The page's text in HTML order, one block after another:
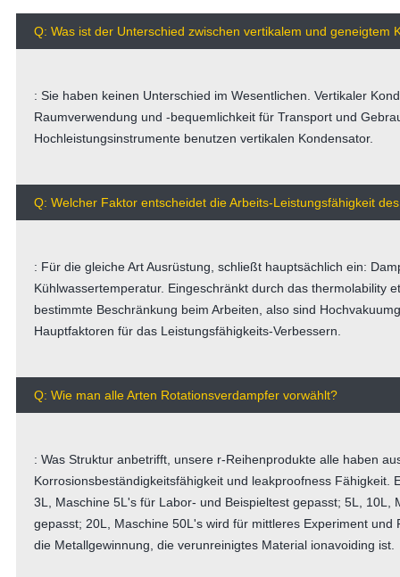
Q: Was ist der Unterschied zwischen vertikalem und geneigtem
: Sie haben keinen Unterschied im Wesentlichen. Vertikaler
Raumverwendung und -bequemlichkeit für Transport und
Hochleistungsinstrumente benutzen vertikalen Kondensator.
Q: Welcher Faktor entscheidet die Arbeits-Leistungsfähigkeit
: Für die gleiche Art Ausrüstung, schließt hauptsächlich ein:
Kühlwassertemperatur. Eingeschränkt durch das thermolability
bestimmte Beschränkung beim Arbeiten, also sind
Hauptfaktoren für das Leistungsfähigkeits-Verbessern.
Q: Wie man alle Arten Rotationsverdampfer vorwählt?
: Was Struktur anbetrifft, unsere r-Reihenprodukte alle haben
Korrosionsbeständigkeitsfähigkeit und leakproofness Fähigkeit.
3L, Maschine 5L's für Labor- und Beispieltest gepasst; 5L, 10L,
gepasst; 20L, Maschine 50L's wird für mittleres Experiment
die Metallgewinnung, die verunreinigtes Material ionavoiding ist.